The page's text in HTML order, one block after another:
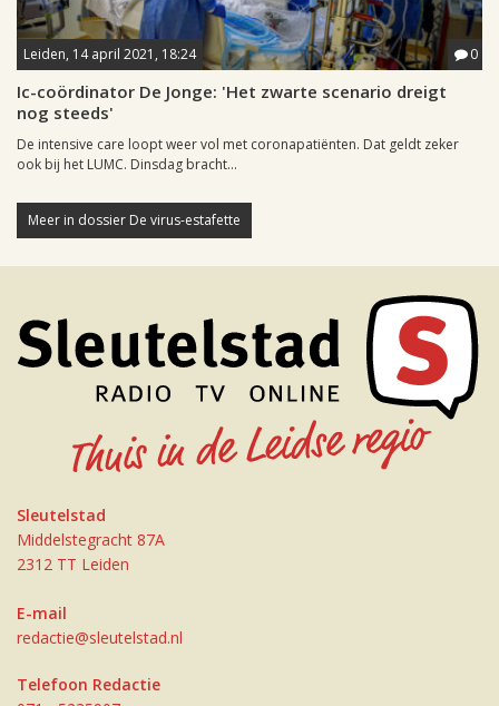
Leiden, 14 april 2021, 18:24 0
Ic-coördinator De Jonge: 'Het zwarte scenario dreigt
nog steeds'
De intensive care loopt weer vol met coronapatiënten. Dat geldt zeker
ook bij het LUMC. Dinsdag bracht...
Meer in dossier De virus-estafette
Sleutelstad
Middelstegracht 87A
2312 TT Leiden
E-mail
redactie@sleutelstad.nl
Telefoon Redactie